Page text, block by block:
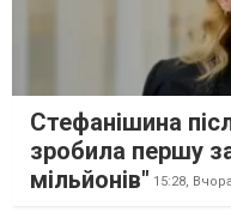
Стефанішина
зробила першу
мільйонів" 15:28, Вчора